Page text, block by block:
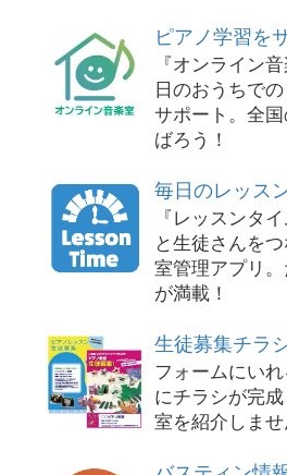
ピアノ学習を
『オンライン
日のおうちで
サポート。全
ばろう！
毎日のレッス
『レッスンタ
と生徒さんを
室管理アプリ
が満載！
生徒募集チラ
フォームにい
にチラシが完
室を紹介しませ